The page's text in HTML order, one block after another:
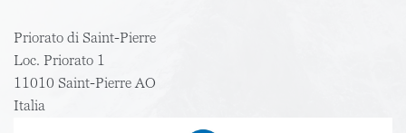
Priorato di Saint-Pierre
Loc. Priorato 1
11010 Saint-Pierre AO
Italia